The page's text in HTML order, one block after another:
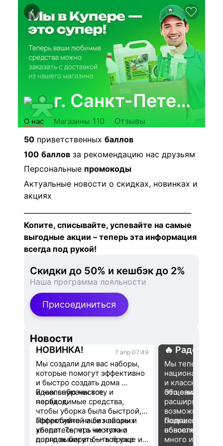
г. Санкт-
О нас Магазины 110
Отзывы
50 приветственных баллов
100 баллов за рекомендацию нас друзьям
Персональные промокоды
Актуальные новости о скидках, новинках и
акциях
Копите, списывайте, успевайте на самые
выгодные акции – теперь эта информация
всегда под рукой!
Скидки до 50% и кешбэк до 2%
Наша программа лояльности
Присоединиться
Новости
7 апр 07:49
НОВИНКА!
Мы создали для вас наборы,
которые помогут эффективно
и быстро создать дома
идеальную чистоту и
порядок.
В них собраны все
необходимые средства,
чтобы уборка была быстрой,
эффективной и без лишних
хлопот. Теперь не нужно
долго выбирать — всё уже
Попробуйте наши наборы и
убедитесь, что чистота и
порядок могут быть проще и
🔥
Мы теперь в
национальном
и классном
общения!
Это означает,
расширяем
возможности и
больше
много